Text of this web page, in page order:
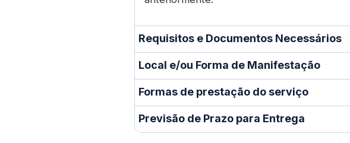
Requisitos e Documentos Necessários
Local e/ou Forma de Manifestação
Formas de prestação do serviço
Previsão de Prazo para Entrega